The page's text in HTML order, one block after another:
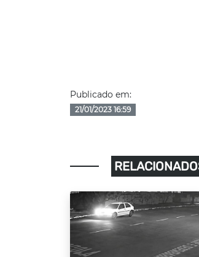
Publicado em:
21/01/2023 16:59